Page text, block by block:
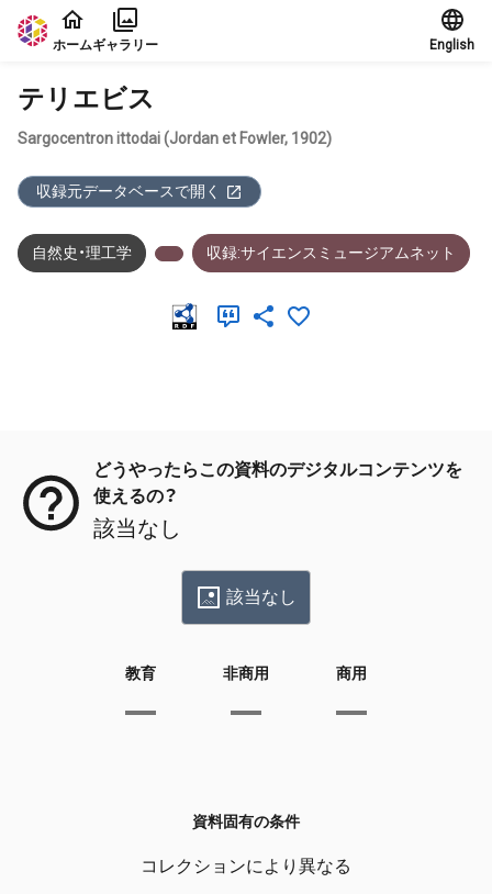
本文に飛ぶ
ホームギャラリー English
テリエビス
Sargocentron ittodai (Jordan et Fowler, 1902)
収録元データベースで開く
自然史・理工学 収録:サイエンスミュージアムネット
どうやったらこの資料のデジタルコンテンツを
使えるの？
該当なし
該当なし
教育 非商用 商用
資料固有の条件
コレクションにより異なる